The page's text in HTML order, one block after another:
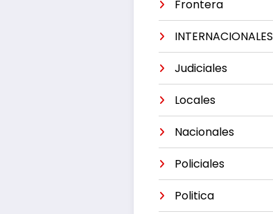
Frontera
INTERNACIONALES
Judiciales
Locales
Nacionales
Policiales
Politica